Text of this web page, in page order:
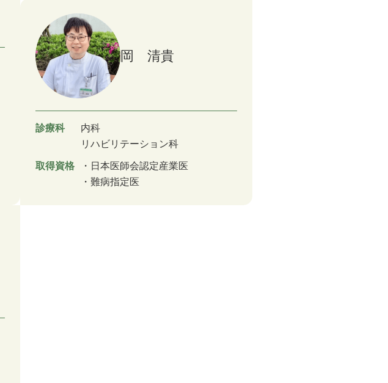
岡 清貴
診療科
内科
リハビリテーション科
取得資格
日本医師会認定産業医
難病指定医